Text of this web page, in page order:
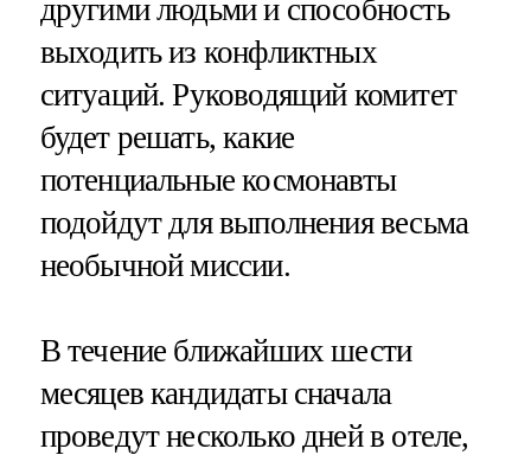
другими людьми и способность
выходить из конфликтных
ситуаций. Руководящий комитет
будет решать, какие
потенциальные космонавты
подойдут для выполнения весьма
необычной миссии.
В течение ближайших шести
месяцев кандидаты сначала
проведут несколько дней в отеле,